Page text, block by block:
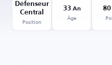
Défenseur
Central
Position
33 An
Âge
80